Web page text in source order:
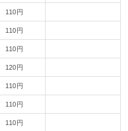
110円
110円
110円
120円
110円
110円
110円